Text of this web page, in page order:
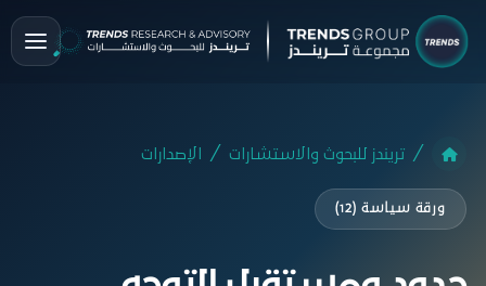
تريندز للبحوث والاستشارات الإصدارات
ورقة سياسة (12)